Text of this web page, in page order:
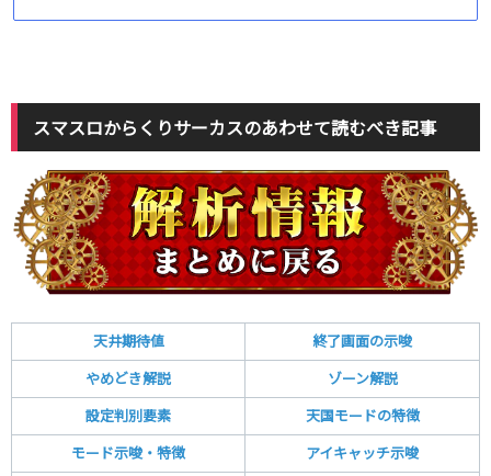
スマスロからくりサーカスのあわせて読むべき記事
天井期待値 終了画面の示唆
やめどき解説 ゾーン解説
設定判別要素 天国モードの特徴
モード示唆・特徴 アイキャッチ示唆